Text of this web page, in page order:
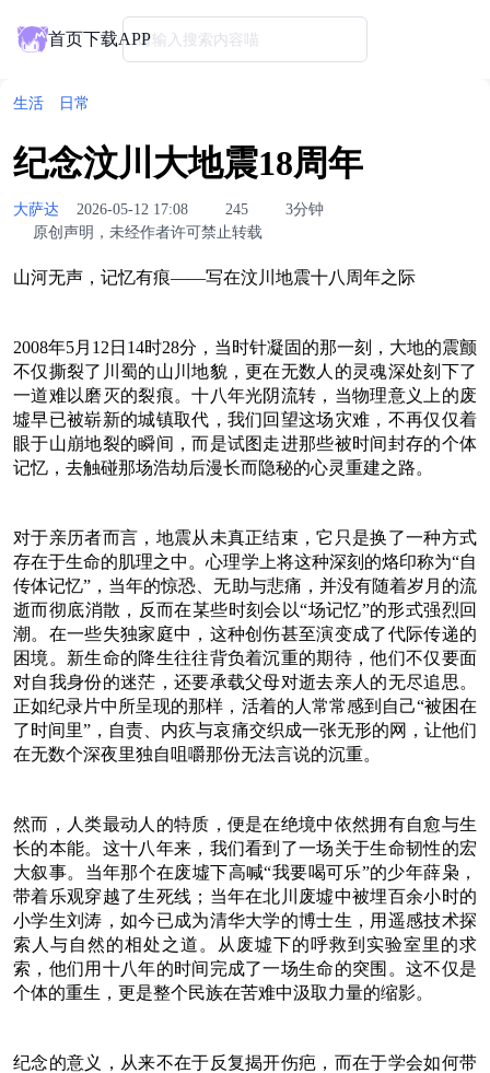
首页下载APP请输入搜索内容喵
生活 日常
纪念汶川大地震18周年
大萨达 2026-05-12 17:08 245
3分钟
原创声明，未经作者许可禁止转载
山河无声，记忆有痕——写在汶川地震十八周年之际
2008年5月12日14时28分，当时针凝固的那一刻，大地的震颤
不仅撕裂了川蜀的山川地貌，更在无数人的灵魂深处刻下了
一道难以磨灭的裂痕。十八年光阴流转，当物理意义上的废
墟早已被崭新的城镇取代，我们回望这场灾难，不再仅仅着
眼于山崩地裂的瞬间，而是试图走进那些被时间封存的个体
记忆，去触碰那场浩劫后漫长而隐秘的心灵重建之路。
对于亲历者而言，地震从未真正结束，它只是换了一种方式
存在于生命的肌理之中。心理学上将这种深刻的烙印称为“自
传体记忆”，当年的惊恐、无助与悲痛，并没有随着岁月的流
逝而彻底消散，反而在某些时刻会以“场记忆”的形式强烈回
潮。在一些失独家庭中，这种创伤甚至演变成了代际传递的
困境。新生命的降生往往背负着沉重的期待，他们不仅要面
对自我身份的迷茫，还要承载父母对逝去亲人的无尽追思。
正如纪录片中所呈现的那样，活着的人常常感到自己“被困在
了时间里”，自责、内疚与哀痛交织成一张无形的网，让他们
在无数个深夜里独自咀嚼那份无法言说的沉重。
然而，人类最动人的特质，便是在绝境中依然拥有自愈与生
长的本能。这十八年来，我们看到了一场关于生命韧性的宏
大叙事。当年那个在废墟下高喊“我要喝可乐”的少年薛枭，
带着乐观穿越了生死线；当年在北川废墟中被埋百余小时的
小学生刘涛，如今已成为清华大学的博士生，用遥感技术探
索人与自然的相处之道。从废墟下的呼救到实验室里的求
索，他们用十八年的时间完成了一场生命的突围。这不仅是
个体的重生，更是整个民族在苦难中汲取力量的缩影。
纪念的意义，从来不在于反复揭开伤疤，而在于学会如何带